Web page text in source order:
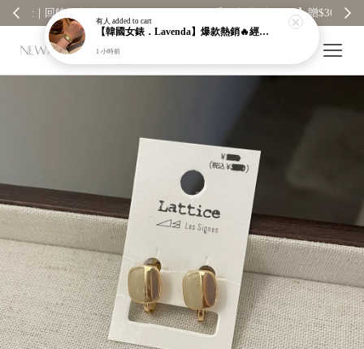
有人 added to cart
【韓國女錶．Lavenda】爆款熱銷🔥經典之作老錢風編織紋理奢華金錶【nk64】
1 小時前